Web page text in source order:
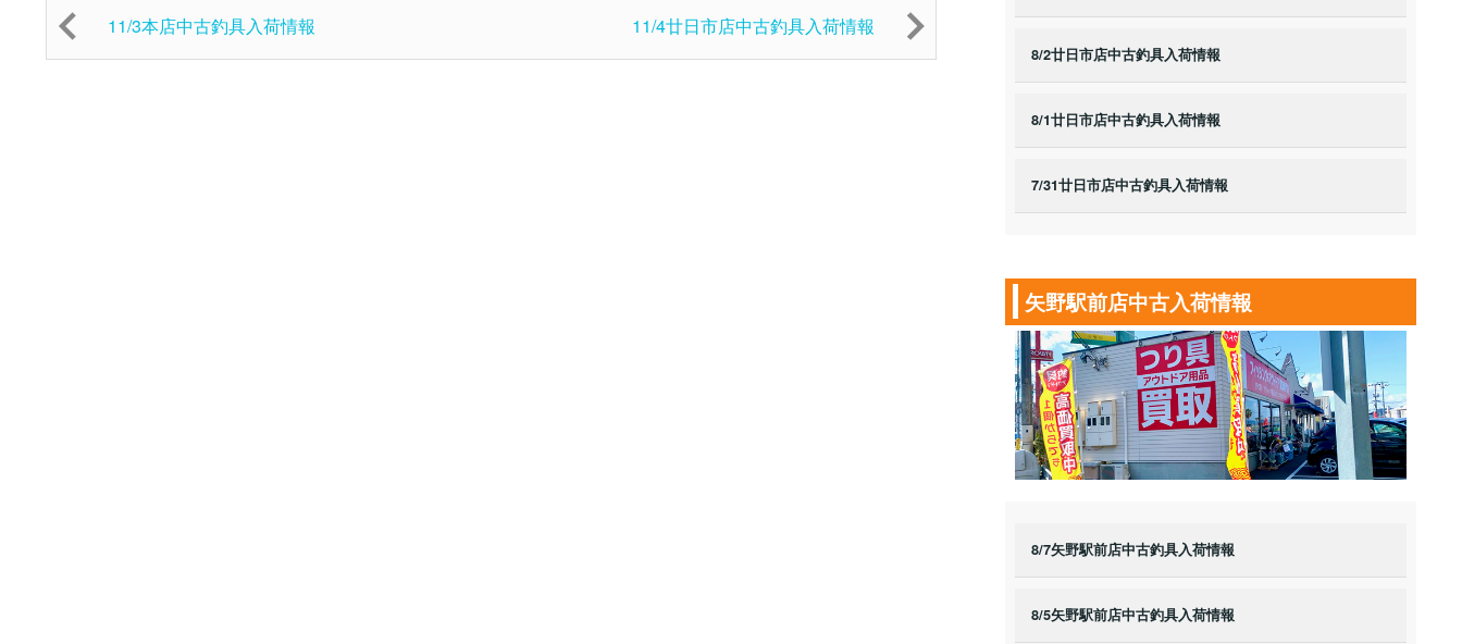
11/3本店中古釣具入荷情報 11/4廿日市店中古釣具入荷情報
8/2廿日市店中古釣具入荷情報
8/1廿日市店中古釣具入荷情報
7/31廿日市店中古釣具入荷情報
矢野駅前店中古入荷情報
8/7矢野駅前店中古釣具入荷情報
8/5矢野駅前店中古釣具入荷情報